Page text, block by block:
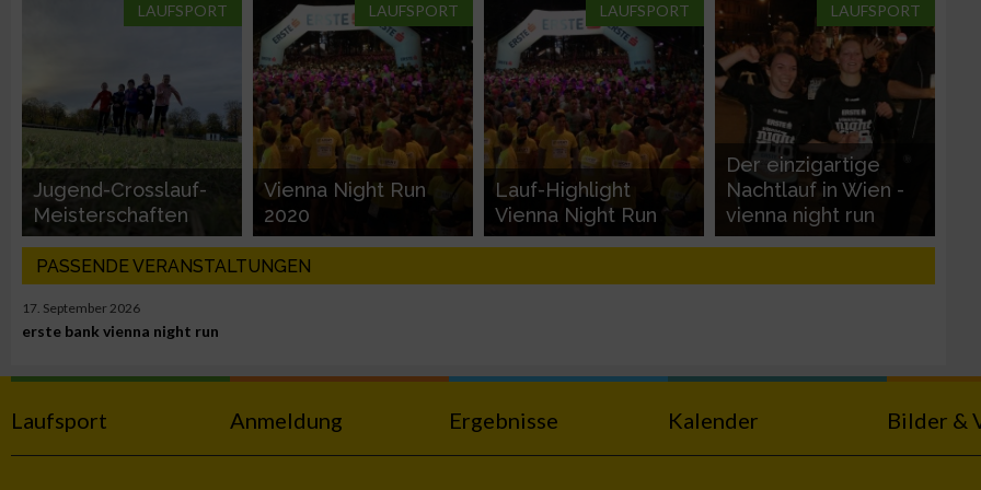
LAUFSPORT
Jugend-Crosslauf-
Meisterschaften
LAUFSPORT
Vienna Night Run
2020
LAUFSPORT
Lauf-Highlight
Vienna Night Run
LAUFSPORT
Der einzigartige
Nachtlauf in Wien -
vienna night run
PASSENDE VERANSTALTUNGEN
17. September 2026
erste bank vienna night run
Laufsport Anmeldung Ergebnisse Kalender Bilder &
Funktional
Werbung